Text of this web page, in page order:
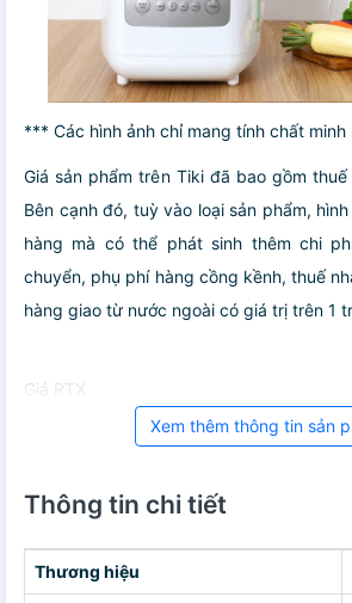
*** Các hình ảnh chỉ mang tính chất minh
Giá sản phẩm trên Tiki đã bao gồm
Bên cạnh đó, tuỳ vào loại sản phẩm,
hàng mà có thể phát sinh thêm chi
chuyển, phụ phí hàng cồng kềnh, thuế
hàng giao từ nước ngoài có giá trị trên 1
Giá RTX
Xem thêm thông tin sản
Thông tin chi tiết
Thương hiệu